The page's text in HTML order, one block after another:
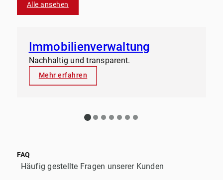
Alle ansehen
Immobilienverwaltung
Nachhaltig und transparent.
Mehr erfahren
FAQ
Häufig gestellte Fragen unserer Kunden